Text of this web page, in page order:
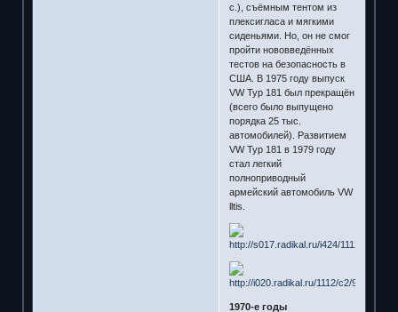
с.), съёмным тентом из
плексигласа и мягкими
сиденьями. Но, он не смог
пройти нововведённых
тестов на безопасность в
США. В 1975 году выпуск
VW Typ 181 был прекращён
(всего было выпущено
порядка 25 тыс.
автомобилей). Развитием
VW Typ 181 в 1979 году
стал легкий
полноприводный
армейский автомобиль VW
lltis.
1970-е годы